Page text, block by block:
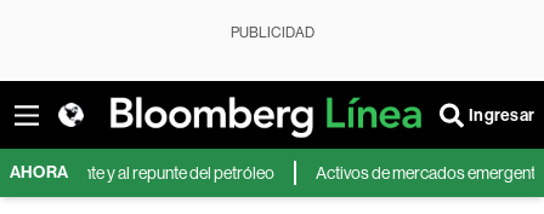
PUBLICIDAD
Ingresar
AHORAy al repunte del petróleo Activos de mercados emergentes caen